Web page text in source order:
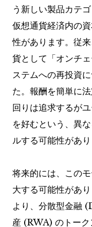
う新しい製品カテ
仮想通貨経済内の
性があります。従
貨として「オンチ
ステムへの再投資
た。報酬を簡単に
回りは追求するが
を好むという、異
ルする可能性があり
将来的には、この
大する可能性があ
より、分散型金融
産 (RWA) のトーク